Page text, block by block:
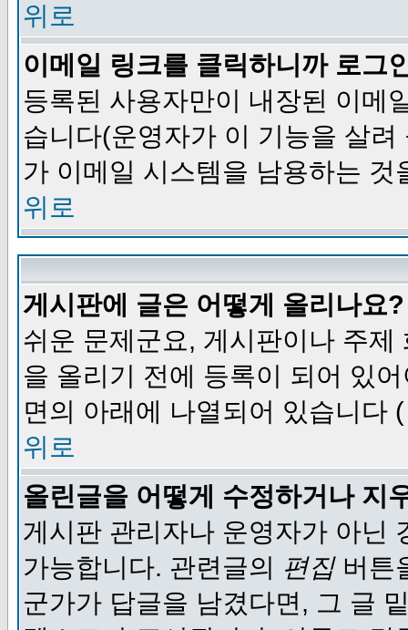
위로
이메일 링크를 클릭하니까 로그
등록된 사용자만이 내장된 이메
습니다(운영자가 이 기능을 살
가 이메일 시스템을 남용하는 것
위로
게시판에 글은 어떻게 올리나요?
쉬운 문제군요, 게시판이나 주
을 올리기 전에 등록이 되어 있
면의 아래에 나열되어 있습니다 (
위로
올린글을 어떻게 수정하거나 지
게시판 관리자나 운영자가 아닌
가능합니다. 관련글의 편집버튼
군가가 답글을 남겼다면, 그 글